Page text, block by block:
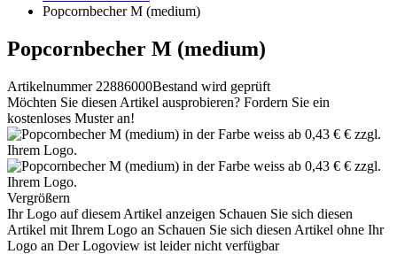
Popcornbecher M (medium)
Popcornbecher M (medium)
Artikelnummer 22886000Bestand wird geprüft
Möchten Sie diesen Artikel ausprobieren? Fordern Sie ein
kostenloses Muster an!
Vergrößern
Ihr Logo auf diesem Artikel anzeigen Schauen Sie sich diesen
Artikel mit Ihrem Logo an Schauen Sie sich diesen Artikel ohne Ihr
Logo an Der Logoview ist leider nicht verfügbar